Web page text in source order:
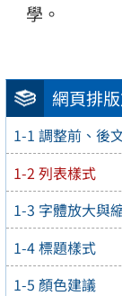
網頁排
1-1 調整前、後
1-2 列表樣式
1-3 字體放大與
1-4 標題樣式
1-5 顏色建議
學。